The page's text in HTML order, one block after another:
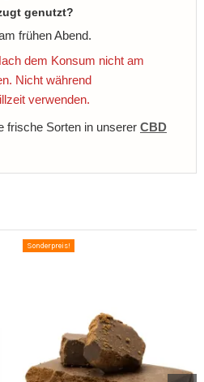
genutzt?
frühen Abend.
dem Konsum nicht am
Nicht während
verwenden.
frische Sorten in unserer CBD
Sonderpreis!